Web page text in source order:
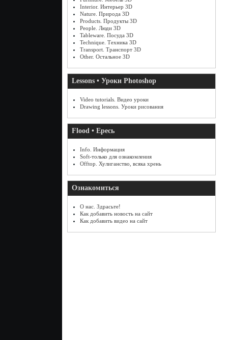
Interior. Интерьер 3D
Nature. Природа 3D
Products. Продукты 3D
People. Люди 3D
Tableware. Посуда 3D
Technique. Техника 3D
Transport. Транспорт 3D
Other. Остальное 3D
Lessons • Уроки Photoshop
Video tutorials. Видео уроки
Drawing lessons. Уроки рисования
Flood • Ересь
Info. Информация
Soft-только для ознакомления
Offtop. Хулиганство, всяка хрень
Ознакомиться
О нас. Здрасьте!
Как добавить новость на сайт
Как добавить видео на сайт